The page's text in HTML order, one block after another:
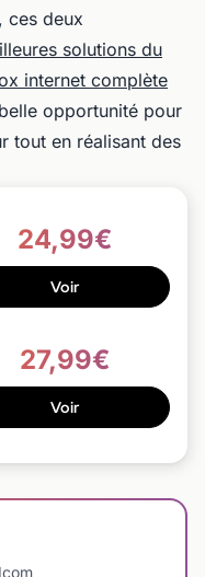
ces deux
solutions du
internet complète
opportunité pour
tout en réalisant des
24,99€
Voir
27,99€
Voir